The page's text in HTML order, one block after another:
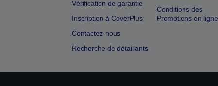
Vérification de garantie
Inscription à CoverPlus
Contactez-nous
Recherche de détaillants
Conditions des
Promotions en ligne